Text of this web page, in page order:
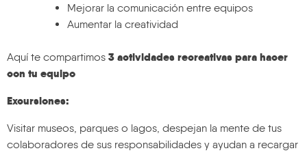
Mejorar la comunicación entre equipos
Aumentar la creatividad
Aquí te compartimos 3 actividades recreativas para hacer
con tu equipo
Excursiones:
Visitar museos, parques o lagos, despejan la mente de tus
colaboradores de sus responsabilidades y ayudan a recargar